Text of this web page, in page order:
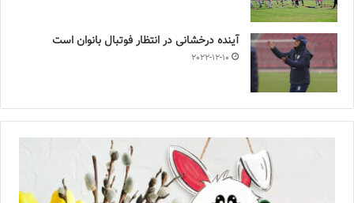
آینده درخشانی در انتظار فوتبال بانوان است
2022-12-10